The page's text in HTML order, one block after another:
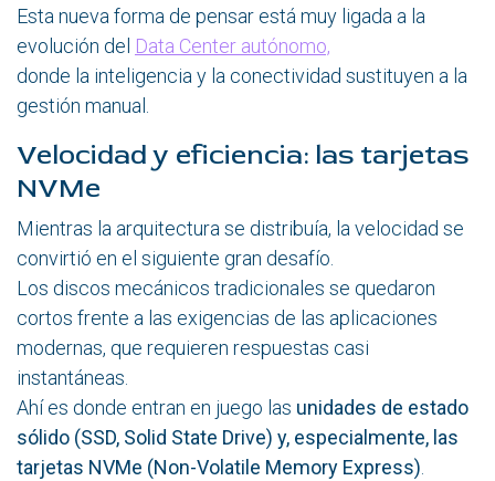
Esta nueva forma de pensar está muy ligada a la
evolución del Data Center autónomo,
donde la inteligencia y la conectividad sustituyen a la
gestión manual.
Velocidad y eficiencia: las tarjetas
NVMe
Mientras la arquitectura se distribuía, la velocidad se
convirtió en el siguiente gran desafío.
Los discos mecánicos tradicionales se quedaron
cortos frente a las exigencias de las aplicaciones
modernas, que requieren respuestas casi
instantáneas.
Ahí es donde entran en juego las unidades de estado
sólido (SSD, Solid State Drive) y, especialmente, las
tarjetas NVMe (Non-Volatile Memory Express).